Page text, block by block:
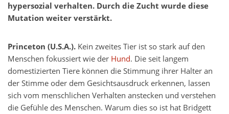
hypersozial verhalten. Durch die Zucht wurde diese
Mutation weiter verstärkt.
Princeton (U.S.A.). Kein zweites Tier ist so stark auf den
Menschen fokussiert wie der Hund. Die seit langem
domestizierten Tiere können die Stimmung ihrer Halter an
der Stimme oder dem Gesichtsausdruck erkennen, lassen
sich vom menschlichen Verhalten anstecken und verstehen
die Gefühle des Menschen. Warum dies so ist hat Bridgett